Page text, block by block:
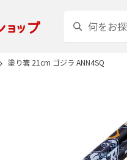
塗り箸 21cm ゴジラ ANN4SQ